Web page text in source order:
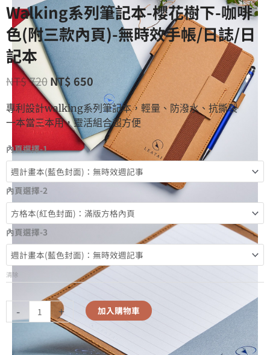
Walking系列筆記本-櫻花樹下-咖啡
色(附三款內頁)-無時效手帳/日誌/日
記本
NT$720 NT$ 650
專利設計walking系列筆記本，輕量、防潑水、抗撕裂
一本當三本用，靈活組合超方便
內頁選擇-1
內頁選擇-2
內頁選擇-3
清除
- + 加入購物車